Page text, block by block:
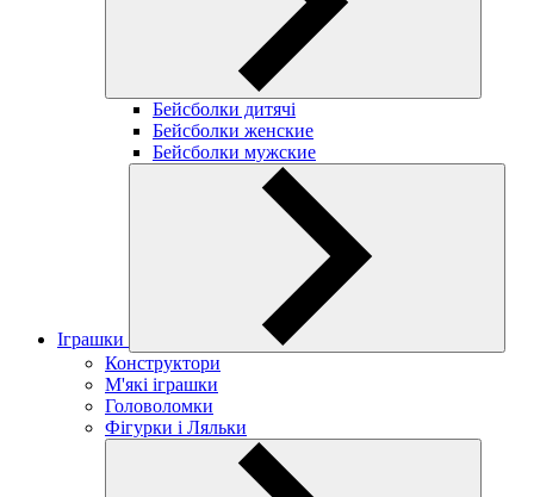
Бейсболки дитячі
Бейсболки женские
Бейсболки мужские
Іграшки
Конструктори
М'які іграшки
Головоломки
Фігурки і Ляльки